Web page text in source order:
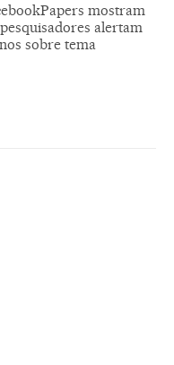
mostram
alertam
sobre tema